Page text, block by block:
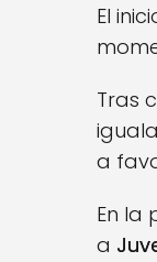
El
Tras
a
En la
a